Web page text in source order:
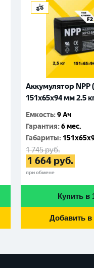
Аккумулятор NPP
151x65x94 мм 2.5
Емкость:9 Ач
Гарантия:6 мес.
Габариты:
1 745руб.
1 664 руб.
при обмене
Купить в
Добавить в